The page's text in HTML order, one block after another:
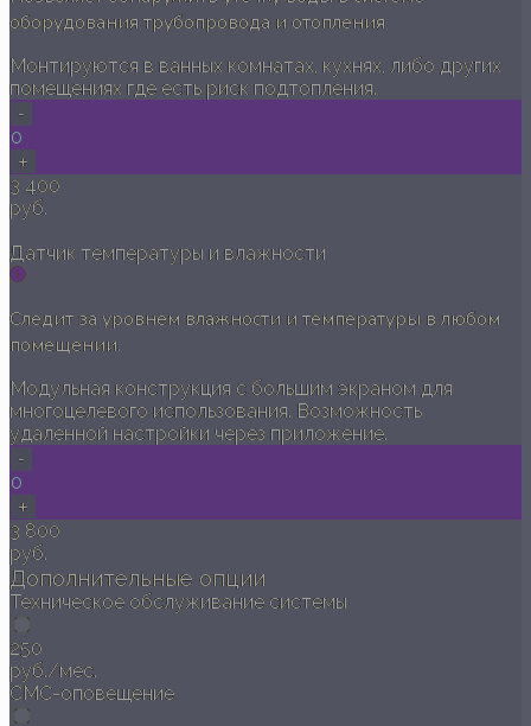
оборудования трубопровода и отопления
Монтируются в ванных комнатах, кухнях, либо других
помещениях где есть риск подтопления.
-
0
+
3 400
руб.
Датчик температуры и влажности
Следит за уровнем влажности и температуры в любом
помещении.
Модульная конструкция с большим экраном для
многоцелевого использования. Возможность
удаленной настройки через приложение.
-
0
+
3 800
руб.
Дополнительные опции
Техническое обслуживание системы
250
руб./мес.
СМС-оповещение